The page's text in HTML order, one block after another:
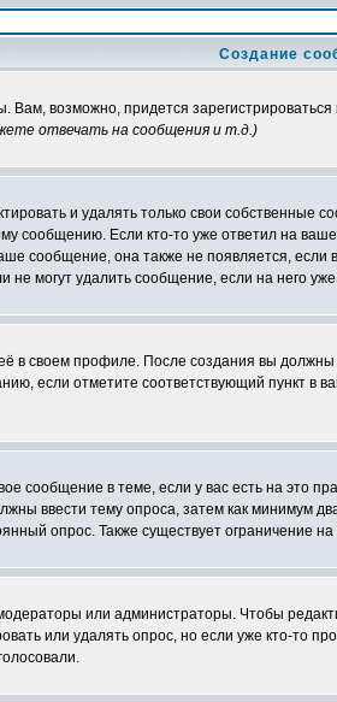
Создание
Вам, возможно, придется
отвечать на сообщения и т.д.)
и удалять только свои собственные
сообщению. Если кто-то уже ответил на
сообщение, она также не появляется,
могут удалить сообщение, если на него уже
в своем профиле. После создания вы должны
если отметите соответствующий пункт
сообщение в теме, если у вас есть на
ввести тему опроса, затем как минимум
опрос. Также существует ограничение
или администраторы. Чтобы
или удалять опрос, но если уже кто-то